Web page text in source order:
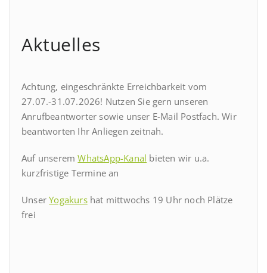
Aktuelles
Achtung, eingeschränkte Erreichbarkeit vom
27.07.-31.07.2026! Nutzen Sie gern unseren
Anrufbeantworter sowie unser E-Mail Postfach. Wir
beantworten Ihr Anliegen zeitnah.
Auf unseremWhatsApp-Kanal bieten wir u.a.
kurzfristige Termine an
UnserYogakurshat mittwochs 19 Uhr noch Plätze
frei